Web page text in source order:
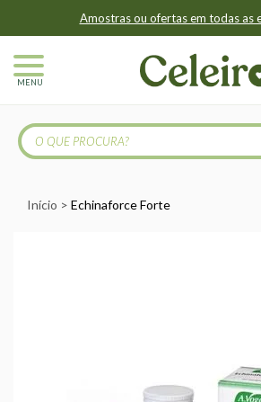
Amostras ou ofertas em todas as
MENU
Início Echinaforce Forte